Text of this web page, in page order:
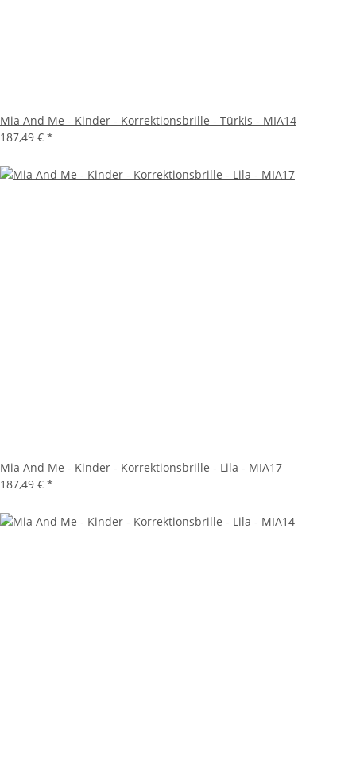
Mia And Me - Kinder - Korrektionsbrille - Türkis - MIA14
187,49 € *
Mia And Me - Kinder - Korrektionsbrille - Lila - MIA17
187,49 € *